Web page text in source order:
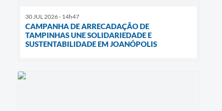
30 JUL 2026 - 14h47
CAMPANHA DE ARRECADAÇÃO DE
TAMPINHAS UNE SOLIDARIEDADE E
SUSTENTABILIDADE EM JOANÓPOLIS